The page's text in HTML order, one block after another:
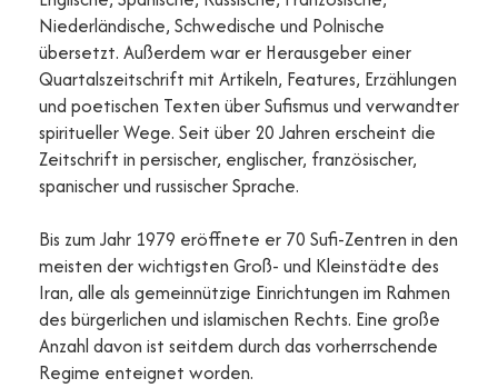
Niederländische, Schwedische und Polnische
übersetzt. Außerdem war er Herausgeber einer
Quartalszeitschrift mit Artikeln, Features, Erzählungen
und poetischen Texten über Sufismus und verwandter
spiritueller Wege. Seit über 20 Jahren erscheint die
Zeitschrift in persischer, englischer, französischer,
spanischer und russischer Sprache.
Bis zum Jahr 1979 eröffnete er 70 Sufi-Zentren in den
meisten der wichtigsten Groß- und Kleinstädte des
Iran, alle als gemeinnützige Einrichtungen im Rahmen
des bürgerlichen und islamischen Rechts. Eine große
Anzahl davon ist seitdem durch das vorherrschende
Regime enteignet worden.